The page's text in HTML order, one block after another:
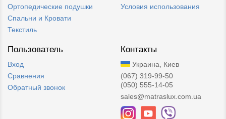
Ортопедические подушки
Спальни и Кровати
Текстиль
Условия использования
Пользователь
Вход
Сравнения
Обратный звонок
Контакты
Украина, Киев
(067) 319-99-50
(050) 555-14-05
sales@matraslux.com.ua